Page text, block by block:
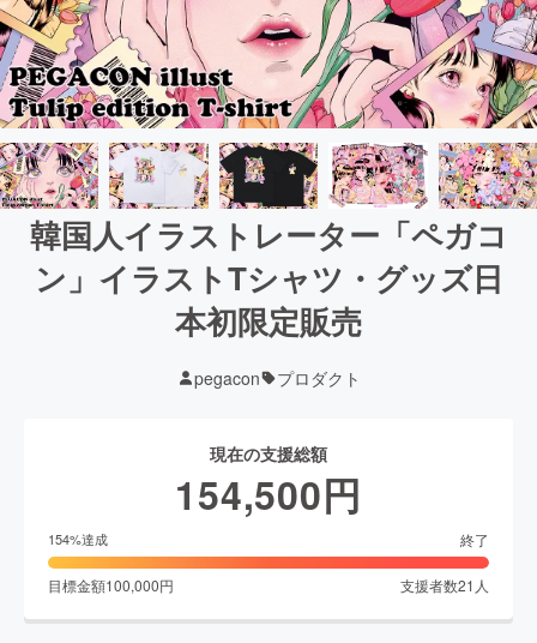
韓国人イラストレーター「ペガコ
ン」イラストTシャツ・グッズ日
本初限定販売
pegacon プロダクト
現在の支援総額
154,500円
154%達成 終了
目標金額100,000円 支援者数21 人